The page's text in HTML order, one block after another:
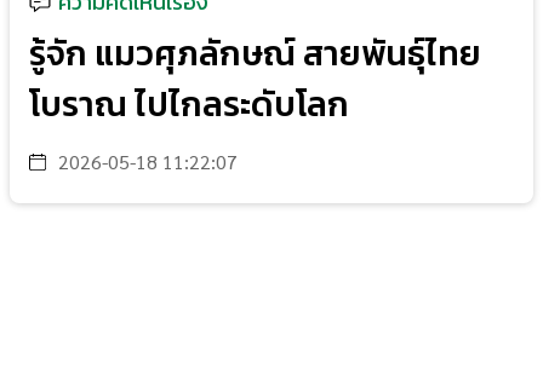
รู้จัก แมวศุภลักษณ์ สายพันธุ์ไทย
โบราณ ไปไกลระดับโลก
2026-05-18 11:22:07